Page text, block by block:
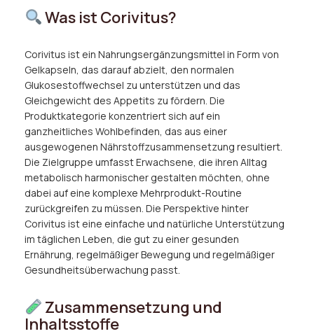
Was ist Corivitus?
Corivitus ist ein Nahrungsergänzungsmittel in Form von
Gelkapseln, das darauf abzielt, den normalen
Glukosestoffwechsel zu unterstützen und das
Gleichgewicht des Appetits zu fördern. Die
Produktkategorie konzentriert sich auf ein
ganzheitliches Wohlbefinden, das aus einer
ausgewogenen Nährstoffzusammensetzung resultiert.
Die Zielgruppe umfasst Erwachsene, die ihren Alltag
metabolisch harmonischer gestalten möchten, ohne
dabei auf eine komplexe Mehrprodukt-Routine
zurückgreifen zu müssen. Die Perspektive hinter
Corivitus ist eine einfache und natürliche Unterstützung
im täglichen Leben, die gut zu einer gesunden
Ernährung, regelmäßiger Bewegung und regelmäßiger
Gesundheitsüberwachung passt.
Zusammensetzung und
Inhaltsstoffe